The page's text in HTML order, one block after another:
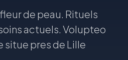
de peau. Rituels
actuels. Volupteo
situe pres de Lille